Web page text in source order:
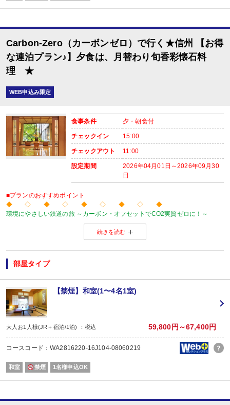
【2名1室でご利用の場合】 おとな1名＋こどもA/B1名OK♪
おとな1名＋こども1名ご利用でも、お子様はこども代金でOK♪
■夕食
場所:
内容:
■朝食
場所:
レストラン（鹿鳴又は白雲）
内容:
和定食又は洋定食 ※12/31～1/7は和食のみとなります。
Carbon-Zero（カーボンゼロ）で行く★信州 【お得
な連泊プラン♪】夕食は、月替わり旬香彩懐石料
理 ★
WEB申込み限定
食事条件 夕・朝食付
チェックイン 15:00
チェックアウト 11:00
設定期間
2026年04月01日～2026年09月30
日
■プランのおすすめポイント
◆ ◇ ◆ ◇ ◆ ◇ ◆ ◇ ◆
環境にやさしい鉄道の旅 ～カーボン・オフセットでCO2実質ゼロに！～
当プランの旅行代金にはカーボン・オフセット代金（J-クレジット代金）が含
旅行の移動で排出されるCO2を埋め合わせ（オフセット）出来る仕組みとなっ
※カーボン・オフセットについて、詳しくはこちらをご覧ください。
◆ ◇ ◆ ◇ ◆ ◇ ◆ ◇ ◆
【連泊がお得♪】
２泊以上でお申し込みできる、お得なプランです。
※１泊でのご予約はできません
※すべての宿泊日が同一条件となります。
【おたのしみメニュー】
・貸切風呂45分1,000円でご利用ＯＫ
（通常45分2,000円／チェックイン時先
・誕生日又は賀寿の方はケーキと記念写真付。結婚記念日の方はリキュール酒
※記念日前後二週間が宿泊期間中に含まれる場合に限ります。証明できるも
※予約条件入力の画面でチェックを入れて下さい。
【2名1室でご利用の場合】 おとな1名＋こどもA/B1名OK♪
おとな1名＋こども1名ご利用でも、お子様はこども代金でOK♪
続きを読む
部屋タイプ
【禁煙】和室(1〜4名1室)
大人お1人様(JR＋宿泊/1泊) ：税込 59,800円～67,400円
コースコード：WA2816220-16J104-08060219
和室 禁煙 1名様申込OK